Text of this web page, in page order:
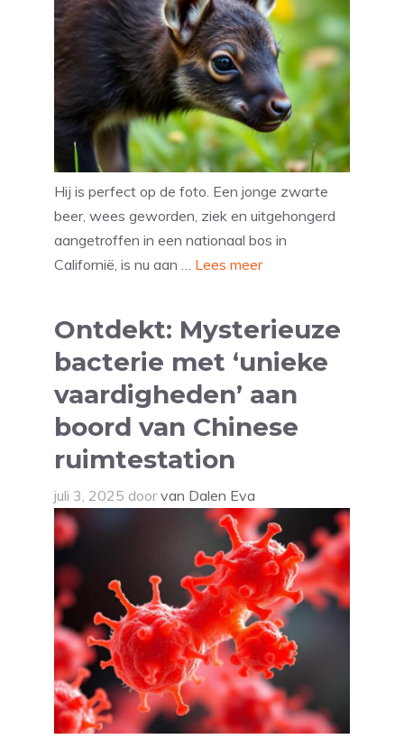
Hij is perfect op de foto. Een jonge zwarte
beer, wees geworden, ziek en uitgehongerd
aangetroffen in een nationaal bos in
Californië, is nu aan … Lees meer
Ontdekt: Mysterieuze
bacterie met ‘unieke
vaardigheden’ aan
boord van Chinese
ruimtestation
juli 3, 2025 door van Dalen Eva